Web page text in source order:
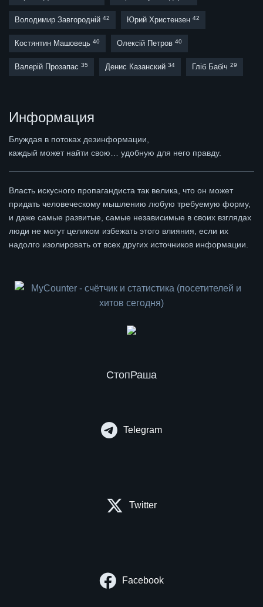
Володимир Завгородній 42 Юрий Христензен 42
Костянтин Машовець 40 Олексій Петров 40
Валерій Прозапас 35 Денис Казанский 34 Гліб Бабіч 29
Информация
Блуждая в потоках дезинформации,
каждый может найти свою… удобную для него правду.
Власть искусного пропагандиста так велика, что он может
придать человеческому мышлению любую требуемую форму,
и даже самые развитые, самые независимые в своих взглядах
люди не могут целиком избежать этого влияния, если их
надолго изолировать от всех других источников информации.
СтопРаша
Telegram
Twitter
Facebook